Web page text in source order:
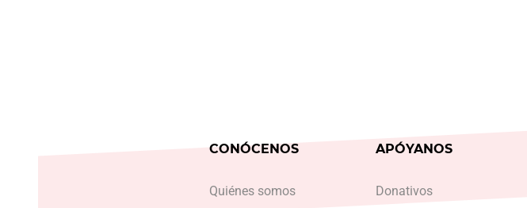
CONÓCENOS
Quiénes somos
APÓYANOS
Donativos